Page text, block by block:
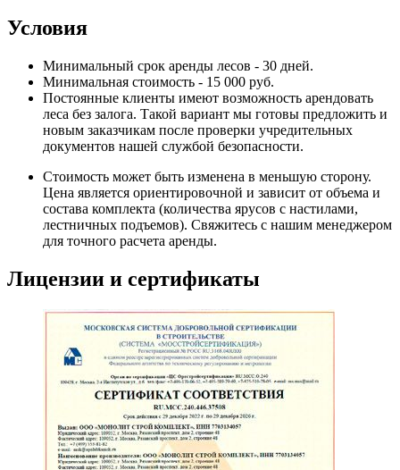
Условия
Минимальный срок аренды лесов - 30 дней.
Минимальная стоимость - 15 000 руб.
Постоянные клиенты имеют возможность арендовать
леса без залога. Такой вариант мы готовы предложить и
новым заказчикам после проверки учредительных
документов нашей службой безопасности.
Стоимость может быть изменена в меньшую сторону.
Цена является ориентировочной и зависит от объема и
состава комплекта (количества ярусов с настилами,
лестничных подъемов). Свяжитесь с нашим менеджером
для точного расчета аренды.
Лицензии и сертификаты